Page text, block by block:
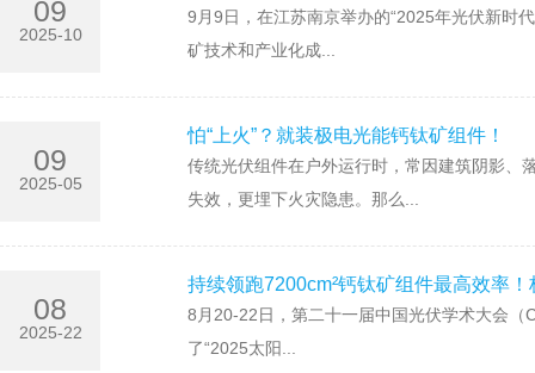
09
2025-10
9月9日，在江苏南京举办的“2025年光伏新时
矿技术和产业化成...
09
2025-05
怕“上火”？就装极电光能钙钛矿组件！
传统光伏组件在户外运行时，常因建筑阴影、
失效，更埋下火灾隐患。那么...
08
2025-22
持续领跑7200cm²钙钛矿组件最高效率
8月20-22日，第二十一届中国光伏学术大会
了“2025太阳...